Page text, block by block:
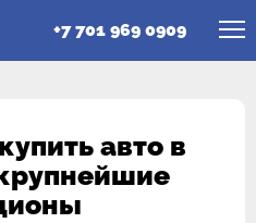
+7 701 969 0909
авто в